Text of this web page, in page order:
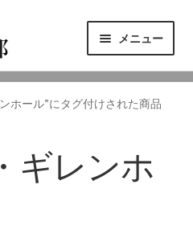
メニュー
ホール”にタグ付けされた商品
ギレンホ